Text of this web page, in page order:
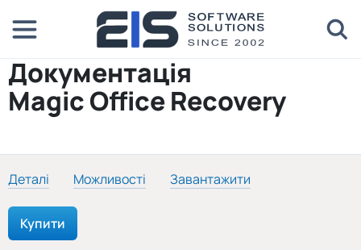
Документація
Magic Office Recovery
Деталі Можливості Завантажити
Купити